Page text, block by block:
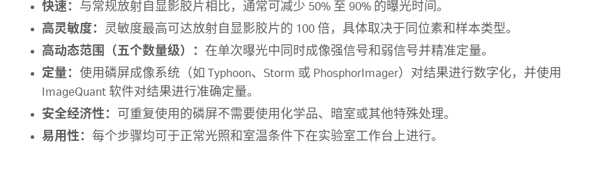
快速： 与常规放射自显影胶片相比，通常可减少 50% 至 90% 的曝光时间。
高灵敏度：
灵敏度最高可达放射自显影胶片的 100 倍，具体取决于同位素和样本类型。
高动态范围（五个数量级）： 在单次曝光中同时成像强信号和弱信号并精准定量。
定量： 使用磷屏成像系统（如 Typhoon、Storm 或 PhosphorImager）对结果进行数字化，并使用
ImageQuant 软件对结果进行准确定量。
安全经济性：
可重复使用的磷屏不需要使用化学品、暗室或其他特殊处理。
易用性： 每个步骤均可于正常光照和室温条件下在实验室工作台上进行。